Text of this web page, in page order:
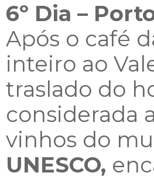
6º Dia –
Após o café
inteiro ao
traslado do
considerada
vinhos do
UNESCO,